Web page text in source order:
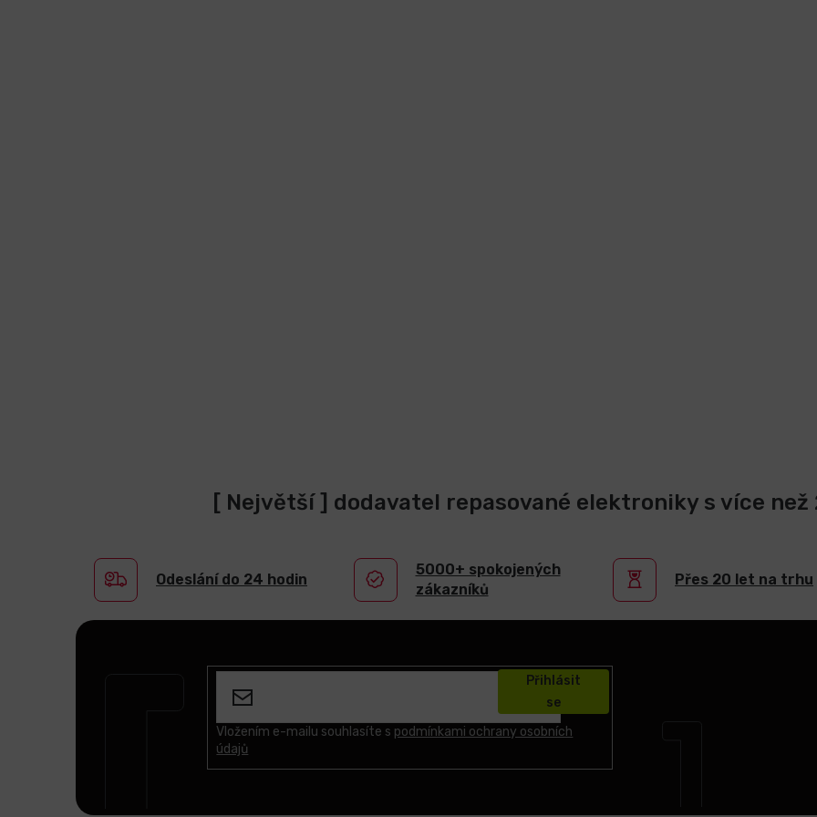
[ Největší ] dodavatel repasované elektroniky s více
Odeslání do 24 hodin
5000+ spokojených
zákazníků
Přes 20 let na trhu
Vložením e-mailu souhlasíte s podmínkami ochrany osobních
údajů
Přihlásit
se